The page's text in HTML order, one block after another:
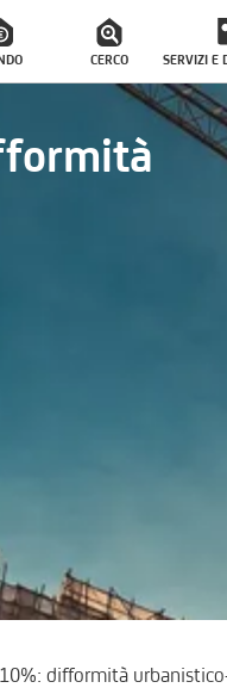
CERCO SERVIZI E
difformità